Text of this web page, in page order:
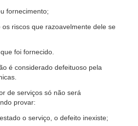
fornecimento;
os riscos que razoavelmente dele se
foi fornecido.
é considerado defeituoso pela
de serviços só não será
provar:
o serviço, o defeito inexiste;